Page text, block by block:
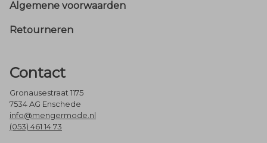
Footer
Algemene voorwaarden
Retourneren
Contact
Gronausestraat 1175
7534 AG Enschede
info@mengermode.nl
(053) 461 14 73